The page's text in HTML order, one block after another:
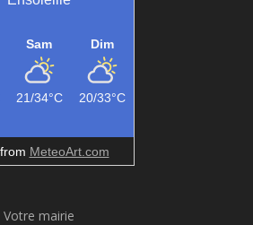
Sam
21/34°C
Dim
20/33°C
MeteoArt.com
Votre mairie